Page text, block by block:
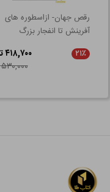
رقص جهان- ازاسطوره های
آفرینش تا انفجار بزرگ
۲۱٪
۴۱۸,۷۰۰ تومان
۵۳۰,۰۰۰ تومان